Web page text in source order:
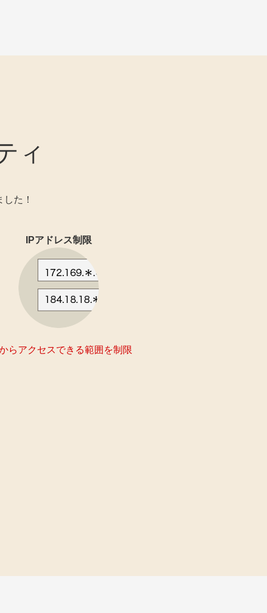
ィ
た！
IPアドレス制限
らアクセスできる範囲を制限